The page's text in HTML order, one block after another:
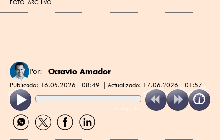
FOTO: ARCHIVO
Por: Octavio Amador
Publicado: 16.06.2026 - 08:49 Actualizado: 17.06.2026 - 01:57
ReadSpeaker
Compartir
por
Compartir
por
Compartir
por
Compartir
por